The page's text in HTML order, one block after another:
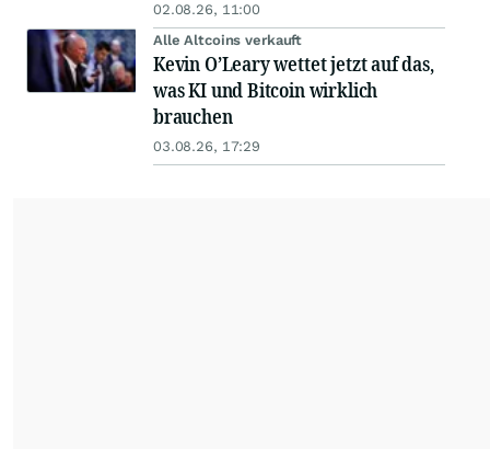
02.08.26, 11:00
Alle Altcoins verkauft
Kevin O’Leary wettet jetzt auf das,
was KI und Bitcoin wirklich
brauchen
03.08.26, 17:29